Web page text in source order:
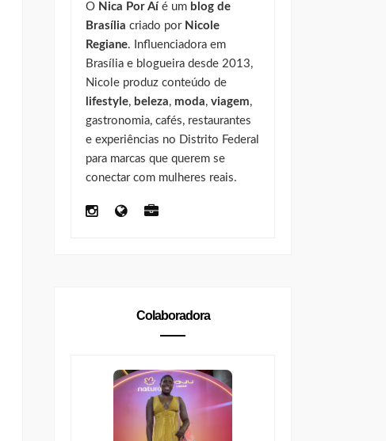
O Nica Por Aíé um blog de
Brasília criado por Nicole
Regiane. Influenciadora em
Brasília e blogueira desde 2013,
Nicole produz conteúdo de
lifestyle, beleza, moda,viagem,
gastronomia, cafés, restaurantes
e experiências no Distrito Federal
para marcas que querem se
conectar com mulheres reais.
Colaboradora